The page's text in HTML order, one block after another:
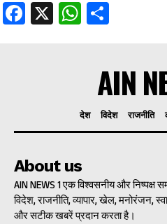
Facebook
X WhatsApp
AIN
देश विदेश राजनीति
About us
AIN NEWS 1 एक विश्वसनीय और निष्पक्ष
विदेश, राजनीति, व्यापार, खेल, मनोरंजन,
और सटीक खबरें प्रदान करता है।